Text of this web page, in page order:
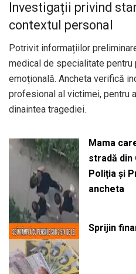
Investigații privind
contextul personal
Potrivit informațiilor
medical de specialitate pentru
emoțională. Ancheta verifică
profesional al victimei, pentru
dinaintea tragediei.
Mama
stradă din
Poliția și
ancheta
Sprijin